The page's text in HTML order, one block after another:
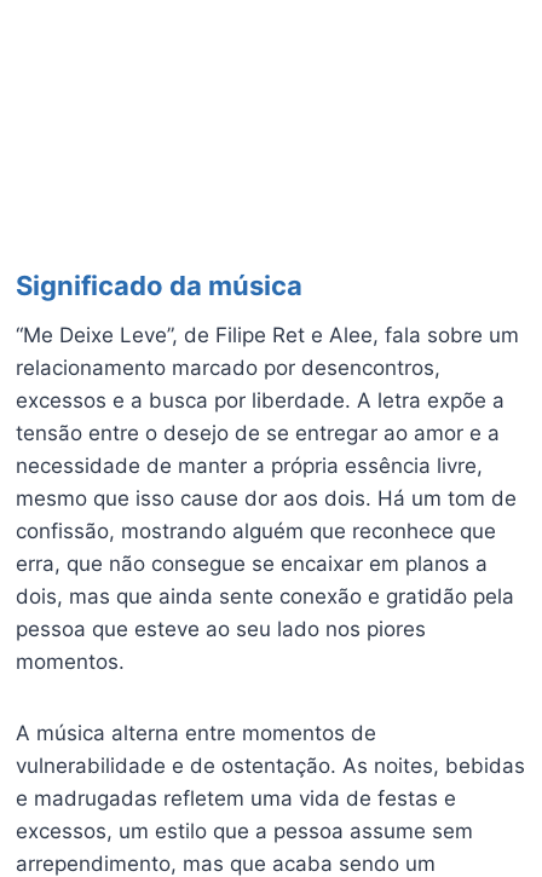
Significado da música
“Me Deixe Leve”, de Filipe Ret e Alee, fala sobre um
relacionamento marcado por desencontros,
excessos e a busca por liberdade. A letra expõe a
tensão entre o desejo de se entregar ao amor e a
necessidade de manter a própria essência livre,
mesmo que isso cause dor aos dois. Há um tom de
confissão, mostrando alguém que reconhece que
erra, que não consegue se encaixar em planos a
dois, mas que ainda sente conexão e gratidão pela
pessoa que esteve ao seu lado nos piores
momentos.
A música alterna entre momentos de
vulnerabilidade e de ostentação. As noites, bebidas
e madrugadas refletem uma vida de festas e
excessos, um estilo que a pessoa assume sem
arrependimento, mas que acaba sendo um